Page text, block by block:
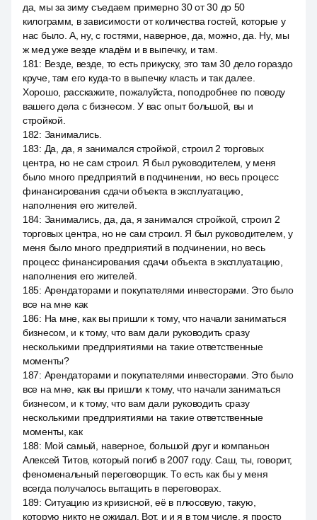
да, мы за зиму съедаем примерно 30 от 30 до 50
килограмм, в зависимости от количества гостей, которые у
нас было. А, ну, с гостями, наверное, да, можно, да. Ну, мы
ж мед уже везде кладём и в выпечку, и там.
181 : Везде, везде, то есть прикуску, это там 30 дело гораздо
круче, там его куда-то в выпечку класть и так далее.
Хорошо, расскажите, пожалуйста, поподробнее по поводу
вашего дела с бизнесом. У вас опыт большой, вы и
стройкой.
182: Занимались.
183: Да, да, я занимался стройкой, строил 2 торговых
центра, но не сам строил. Я был руководителем, у меня
было много предприятий в подчинении, но весь процесс
финансирования сдачи объекта в эксплуатацию,
наполнения его жителей.
184: Занимались, да, да, я занимался стройкой, строил 2
торговых центра, но не сам строил. Я был руководителем, у
меня было много предприятий в подчинении, но весь
процесс финансирования сдачи объекта в эксплуатацию,
наполнения его жителей.
185: Арендаторами и покупателями инвесторами. Это было
все на мне как
186: На мне, как вы пришли к тому, что начали заниматься
бизнесом, и к тому, что вам дали руководить сразу
несколькими предприятиями на такие ответственные
моменты?
187: Арендаторами и покупателями инвесторами. Это было
все на мне, как вы пришли к тому, что начали заниматься
бизнесом, и к тому, что вам дали руководить сразу
несколькими предприятиями на такие ответственные
моменты, как
188: Мой самый, наверное, большой друг и компаньон
Алексей Титов, который погиб в 2007 году. Саш, ты, говорит,
феноменальный переговорщик. То есть как бы у меня
всегда получалось вытащить в переговорах.
189: Ситуацию из кризисной, её в плюсовую, такую,
которую никто не ожидал. Вот, и и я в том числе, я просто